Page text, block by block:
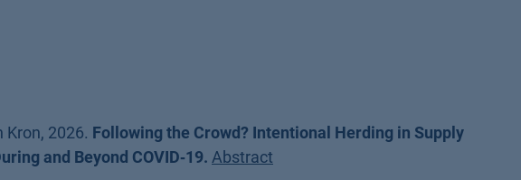
Kron, 2026. Following the Crowd? Intentional Herding in Supply
and Beyond COVID‑19. Abstract